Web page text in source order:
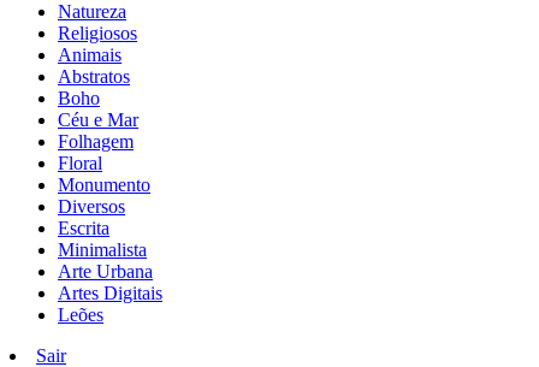
Natureza
Religiosos
Animais
Abstratos
Boho
Céu e Mar
Folhagem
Floral
Monumento
Diversos
Escrita
Minimalista
Arte Urbana
Artes Digitais
Leões
Sair